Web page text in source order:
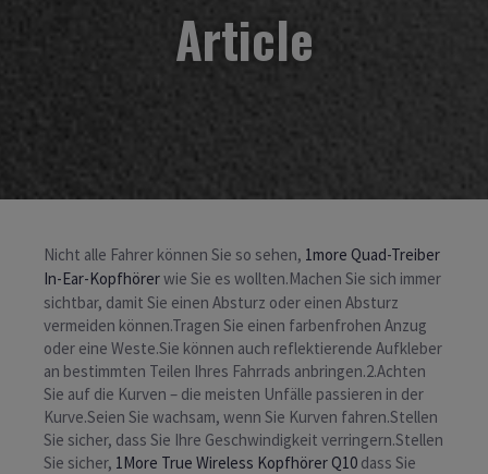
Article
Nicht alle Fahrer können Sie so sehen, 1more Quad-Treiber
In-Ear-Kopfhörerwie Sie es wollten.Machen Sie sich immer
sichtbar, damit Sie einen Absturz oder einen Absturz
vermeiden können.Tragen Sie einen farbenfrohen Anzug
oder eine Weste.Sie können auch reflektierende Aufkleber
an bestimmten Teilen Ihres Fahrrads anbringen.2.Achten
Sie auf die Kurven – die meisten Unfälle passieren in der
Kurve.Seien Sie wachsam, wenn Sie Kurven fahren.Stellen
Sie sicher, dass Sie Ihre Geschwindigkeit verringern.Stellen
Sie sicher, 1More True Wireless Kopfhörer Q10 dass Sie